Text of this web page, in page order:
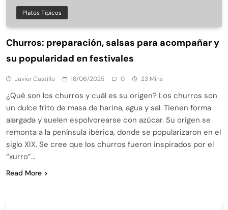
Platos Típicos
Churros: preparación, salsas para acompañar y
su popularidad en festivales
Javier Castillo 18/06/2025 0 23 Mins
¿Qué son los churros y cuál es su origen? Los churros son
un dulce frito de masa de harina, agua y sal. Tienen forma
alargada y suelen espolvorearse con azúcar. Su origen se
remonta a la península ibérica, donde se popularizaron en el
siglo XIX. Se cree que los churros fueron inspirados por el
“xurro”…
Read More